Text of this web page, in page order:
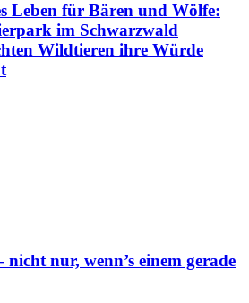
Leben für Bären und Wölfe:
im Schwarzwald
Wildtieren ihre Würde
nicht nur, wenn’s einem gerade